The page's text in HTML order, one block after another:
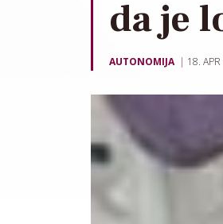
da je
AUTONOMIJA 18.